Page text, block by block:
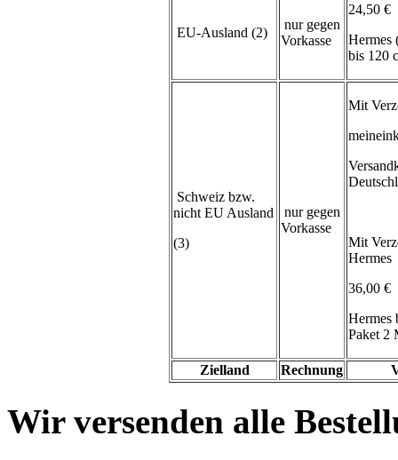
Zielland Rechnung
EU-Ausland (2)
nur gegen
Vorkasse
24,50 €
Hermes
bis 120
Schweiz bzw.
nicht EU Ausland
(3)
nur gegen
Vorkasse
Mit
Mit
Hermes
36,00 €
Hermes
Paket 2
Wir versenden alle